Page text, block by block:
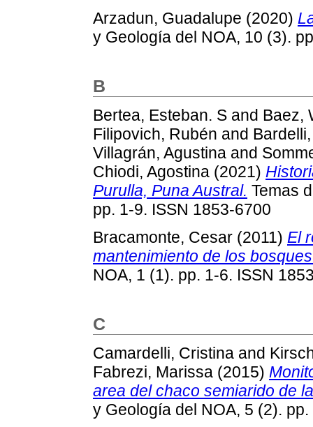
Arzadun, Guadalupe (2020)
y Geología del NOA, 10 (3).
B
Bertea, Esteban. S and Baez,
Filipovich, Rubén and
Villagrán, Agustina and
Chiodi, Agostina (2021)
Purulla, Puna Austral. Temas
pp. 1-9. ISSN 1853-6700
Bracamonte, Cesar (2011) El
mantenimiento de los
NOA, 1 (1). pp. 1-6. ISSN
C
Camardelli, Cristina and
Fabrezi, Marissa (2015)
area del chaco semiarido de
y Geología del NOA, 5 (2).